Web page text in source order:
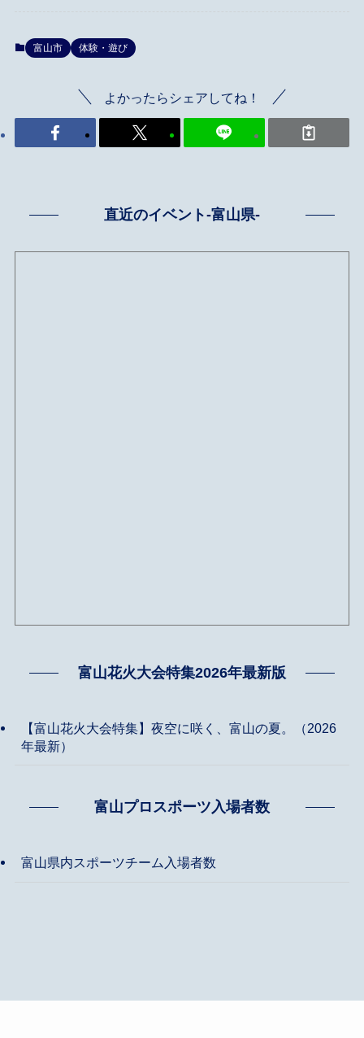
富山市 体験・遊び
よかったらシェアしてね！
直近のイベント-富山県-
富山花火大会特集2026年最新版
【富山花火大会特集】夜空に咲く、富山の夏。（2026
年最新）
富山プロスポーツ入場者数
富山県内スポーツチーム入場者数